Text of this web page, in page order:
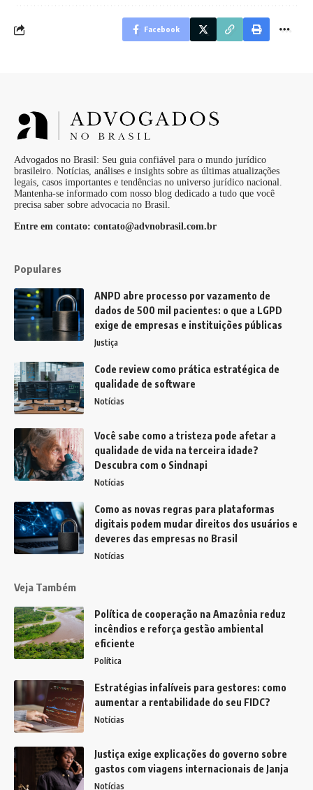
Facebook
Advogados no Brasil: Seu guia confiável para o mundo jurídico
brasileiro. Notícias, análises e insights sobre as últimas atualizações
legais, casos importantes e tendências no universo jurídico nacional.
Mantenha-se informado com nosso blog dedicado a tudo que você
precisa saber sobre advocacia no Brasil.
Entre em contato: contato@advnobrasil.com.br
Populares
ANPD abre processo por vazamento de
dados de 500 mil pacientes: o que a LGPD
exige de empresas e instituições públicas
Justiça
Code review como prática estratégica de
qualidade de software
Notícias
Você sabe como a tristeza pode afetar a
qualidade de vida na terceira idade?
Descubra com o Sindnapi
Notícias
Como as novas regras para plataformas
digitais podem mudar direitos dos usuários e
deveres das empresas no Brasil
Notícias
Veja Também
Política de cooperação na Amazônia reduz
incêndios e reforça gestão ambiental
eficiente
Política
Estratégias infalíveis para gestores: como
aumentar a rentabilidade do seu FIDC?
Notícias
Justiça exige explicações do governo sobre
gastos com viagens internacionais de Janja
Notícias